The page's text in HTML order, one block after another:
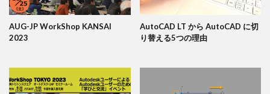
AUG-JP WorkShop KANSAI
2023
AutoCAD LT から AutoCAD に切
り替える5つの理由